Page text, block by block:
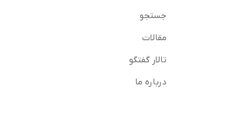
جستجو
مقالات
تالار گفتگو
درباره ما